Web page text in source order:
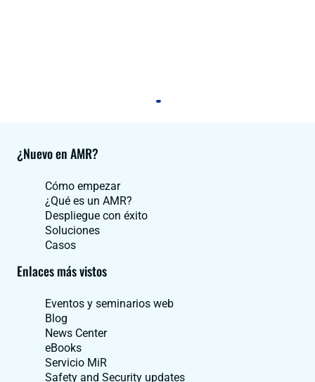
¿Nuevo en AMR?
Cómo empezar
¿Qué es un AMR?
Despliegue con éxito
Soluciones
Casos
Enlaces más vistos
Eventos y seminarios web
Blog
News Center
eBooks
Servicio MiR
Safety and Security updates